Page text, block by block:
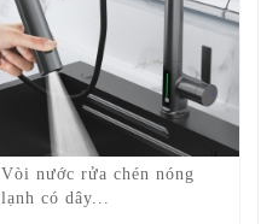
Vòi nước rửa chén nóng
lạnh có dây...